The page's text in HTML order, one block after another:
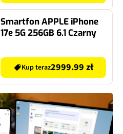
Smartfon APPLE iPhone
17e 5G 256GB 6.1 Czarny
Kup teraz2999.99 zł